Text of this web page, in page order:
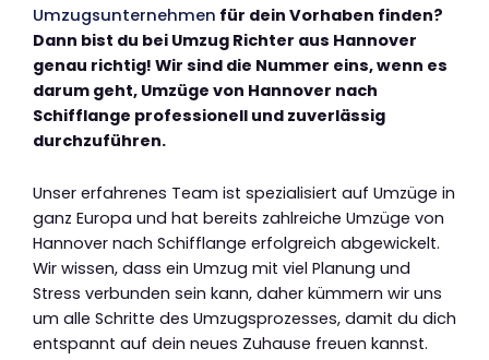
Umzugsunternehmen für dein Vorhaben finden?
Dann bist du bei Umzug Richter aus Hannover
genau richtig! Wir sind die Nummer eins, wenn es
darum geht, Umzüge von Hannover nach
Schifflange professionell und zuverlässig
durchzuführen.
Unser erfahrenes Team ist spezialisiert auf Umzüge in
ganz Europa und hat bereits zahlreiche Umzüge von
Hannover nach Schifflange erfolgreich abgewickelt.
Wir wissen, dass ein Umzug mit viel Planung und
Stress verbunden sein kann, daher kümmern wir uns
um alle Schritte des Umzugsprozesses, damit du dich
entspannt auf dein neues Zuhause freuen kannst.